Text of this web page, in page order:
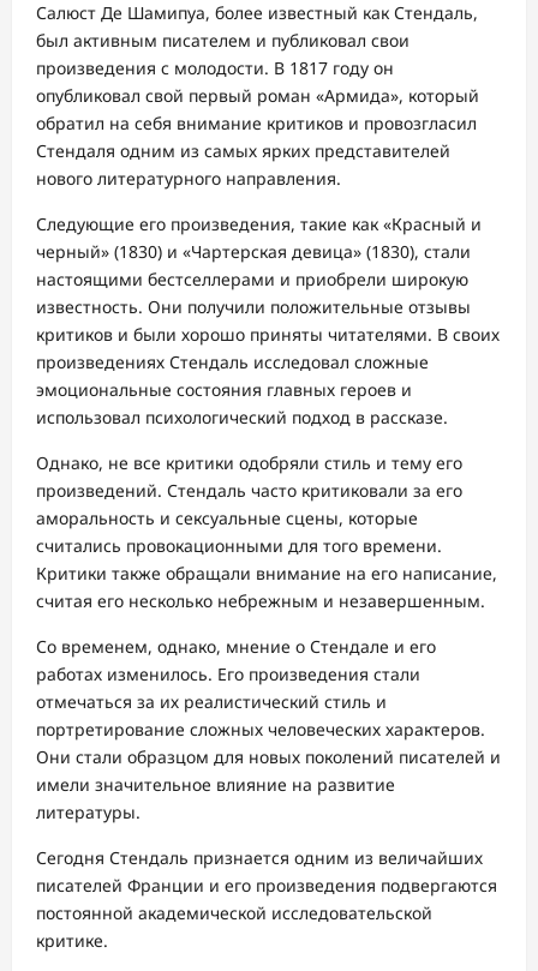
Салюст Де Шамипуа, более известный как Стендаль,
был активным писателем и публиковал свои
произведения с молодости. В 1817 году он
опубликовал свой первый роман «Армида», который
обратил на себя внимание критиков и провозгласил
Стендаля одним из самых ярких представителей
нового литературного направления.
Следующие его произведения, такие как «Красный и
черный» (1830) и «Чартерская девица» (1830), стали
настоящими бестселлерами и приобрели широкую
известность. Они получили положительные отзывы
критиков и были хорошо приняты читателями. В своих
произведениях Стендаль исследовал сложные
эмоциональные состояния главных героев и
использовал психологический подход в рассказе.
Однако, не все критики одобряли стиль и тему его
произведений. Стендаль часто критиковали за его
аморальность и сексуальные сцены, которые
считались провокационными для того времени.
Критики также обращали внимание на его написание,
считая его несколько небрежным и незавершенным.
Со временем, однако, мнение о Стендале и его
работах изменилось. Его произведения стали
отмечаться за их реалистический стиль и
портретирование сложных человеческих характеров.
Они стали образцом для новых поколений писателей и
имели значительное влияние на развитие
литературы.
Сегодня Стендаль признается одним из величайших
писателей Франции и его произведения подвергаются
постоянной академической исследовательской
критике.